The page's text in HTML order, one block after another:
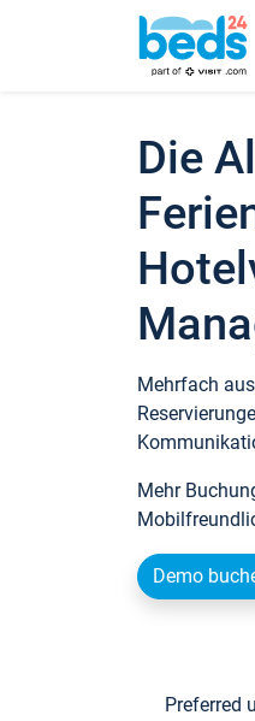
Die
Mehrfach
Mehr
Demo
Preferred